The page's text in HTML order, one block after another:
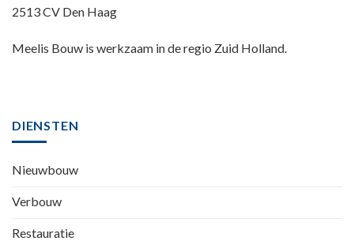
2513 CV Den Haag
Meelis Bouw is werkzaam in de regio Zuid Holland.
DIENSTEN
Nieuwbouw
Verbouw
Restauratie